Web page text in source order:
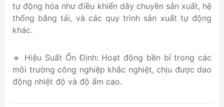
tự động hóa như điều khiển dây chuyền sản xuất, hệ
thống băng tải, và các quy trình sản xuất tự động
khác.
🔹 Hiệu Suất Ổn Định: Hoạt động bền bỉ trong các
môi trường công nghiệp khắc nghiệt, chịu được dao
động nhiệt độ và độ ẩm cao.